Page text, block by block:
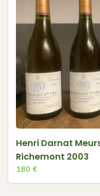
Henri Darnat
Richemont 2003
180 €